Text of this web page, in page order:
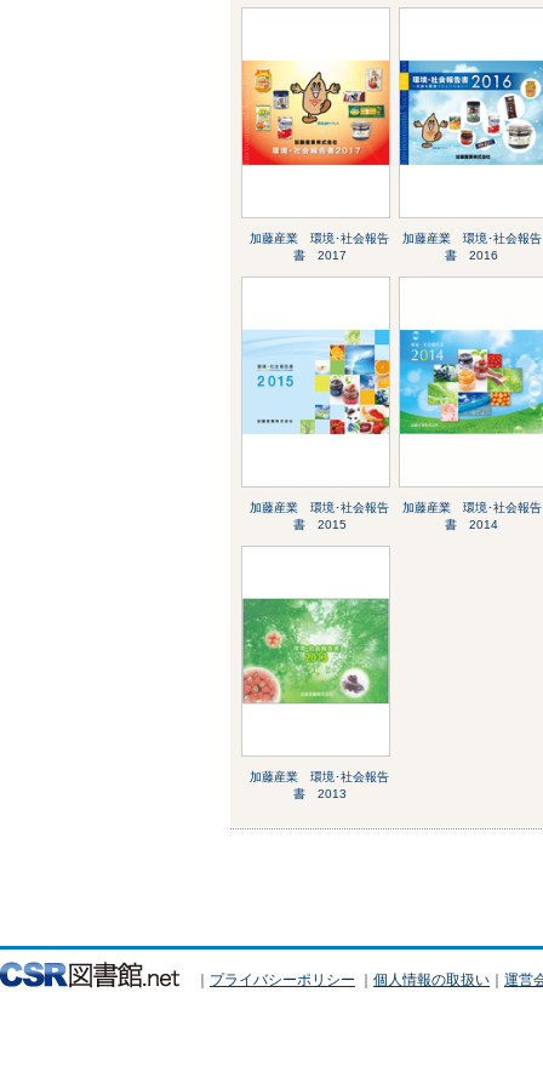
加藤産業 環境･社会報告
書 2017
加藤産業 環境･社会報告
書 2016
加藤産業 環境･社会報告
書 2015
加藤産業 環境･社会報告
書 2014
加藤産業 環境･社会報告
書 2013
｜ プライバシーポリシー ｜ 個人情報の取扱い ｜ 運営